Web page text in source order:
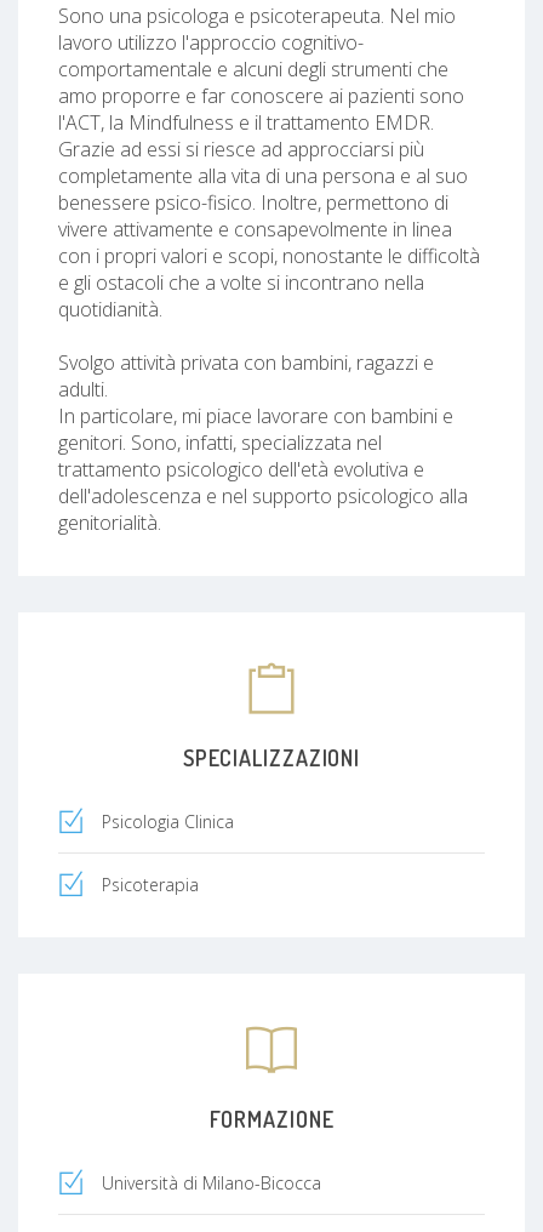
Sono una psicologa e psicoterapeuta. Nel mio
lavoro utilizzo l'approccio cognitivo-
comportamentale e alcuni degli strumenti che
amo proporre e far conoscere ai pazienti sono
l'ACT, la Mindfulness e il trattamento EMDR.
Grazie ad essi si riesce ad approcciarsi più
completamente alla vita di una persona e al suo
benessere psico-fisico. Inoltre, permettono di
vivere attivamente e consapevolmente in linea
con i propri valori e scopi, nonostante le difficoltà
e gli ostacoli che a volte si incontrano nella
quotidianità.
Svolgo attività privata con bambini, ragazzi e
adulti.
In particolare, mi piace lavorare con bambini e
genitori. Sono, infatti, specializzata nel
trattamento psicologico dell'età evolutiva e
dell'adolescenza e nel supporto psicologico alla
genitorialità.
SPECIALIZZAZIONI
Psicologia Clinica
Psicoterapia
FORMAZIONE
Università di Milano-Bicocca